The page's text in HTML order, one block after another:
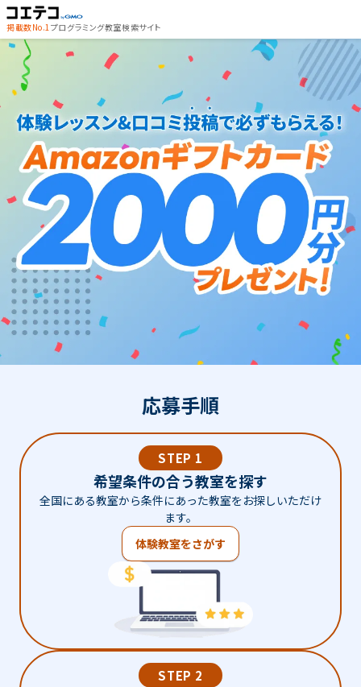
掲載数No.1プログラミング教室検索サイト
応募手順
STEP 1
希望条件の合う教室を探す
全国にある教室から条件にあった教室をお探しいただけ
ます。
体験教室をさがす
STEP 2